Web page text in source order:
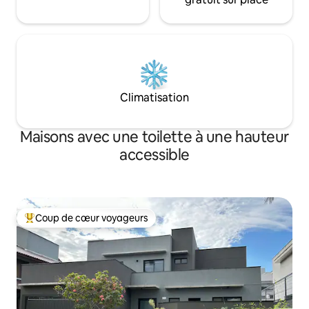
Climatisation
Maisons avec une toilette à une hauteur
accessible
Coup de cœur voyageurs parmi les plus aimés
Coup de cœur voyageurs